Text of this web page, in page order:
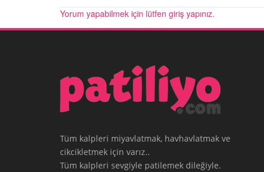
Yorum yapabilmek için lütfen giriş yapınız.
Tüm kalpleri miyavlatmak, havhavlatmak ve
cikcikletmek için varız..
Tüm kalpleri sevgiyle patilemek dileğiyle.